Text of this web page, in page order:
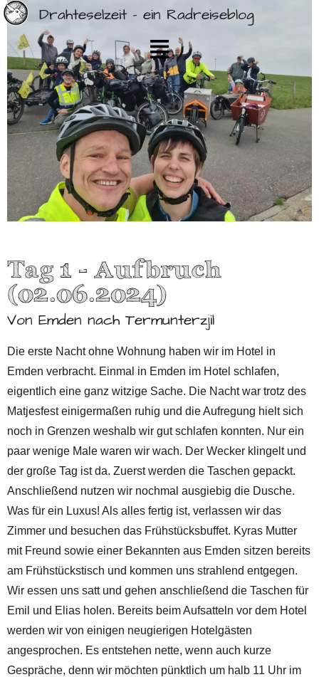
Drahteselzeit - ein Radreiseblog
Tag 1 - Aufbruch
(02.06.2024)
Von Emden nach Termunterzjil
Die erste Nacht ohne Wohnung haben wir im Hotel in
Emden verbracht. Einmal in Emden im Hotel schlafen,
eigentlich eine ganz witzige Sache. Die Nacht war trotz des
Matjesfest einigermaßen ruhig und die Aufregung hielt sich
noch in Grenzen weshalb wir gut schlafen konnten. Nur ein
paar wenige Male waren wir wach. Der Wecker klingelt und
der große Tag ist da. Zuerst werden die Taschen gepackt.
Anschließend nutzen wir nochmal ausgiebig die Dusche.
Was für ein Luxus! Als alles fertig ist, verlassen wir das
Zimmer und besuchen das Frühstücksbuffet. Kyras Mutter
mit Freund sowie einer Bekannten aus Emden sitzen bereits
am Frühstückstisch und kommen uns strahlend entgegen.
Wir essen uns satt und gehen anschließend die Taschen für
Emil und Elias holen. Bereits beim Aufsatteln vor dem Hotel
werden wir von einigen neugierigen Hotelgästen
angesprochen. Es entstehen nette, wenn auch kurze
Gespräche, denn wir möchten pünktlich um halb 11 Uhr im